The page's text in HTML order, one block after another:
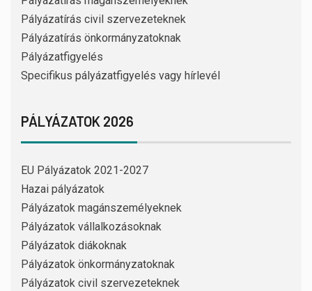
Pályázatírás civil szervezeteknek
Pályázatírás önkormányzatoknak
Pályázatfigyelés
Specifikus pályázatfigyelés vagy hírlevél
PÁLYÁZATOK 2026
EU Pályázatok 2021-2027
Hazai pályázatok
Pályázatok magánszemélyeknek
Pályázatok vállalkozásoknak
Pályázatok diákoknak
Pályázatok önkormányzatoknak
Pályázatok civil szervezeteknek